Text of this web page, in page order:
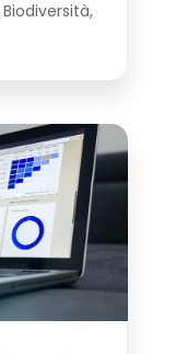
Biodiversità,